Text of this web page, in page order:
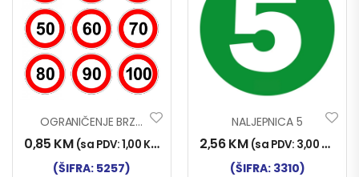
OGRANIČENJE BRZINE 100
0,85 KM (sa PDV:1,00 KM
(ŠIFRA: 5257)
NALJEPNICA 5
2,56KM (sa PDV: 3,00 KM
(ŠIFRA: 3310)